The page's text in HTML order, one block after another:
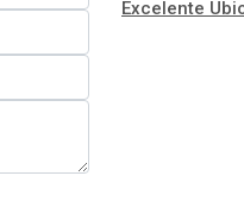
Excelente